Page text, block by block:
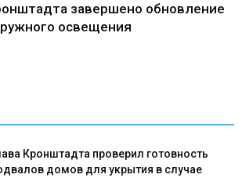
завершено обновление
освещения
Кронштадта проверил готовность
домов для укрытия в случае